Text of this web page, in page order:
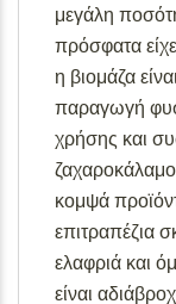
παραγγελίας):
για αποστολή
την
Για
μαζί μας στο
998
μεγάλη
πρόσφατα
η βιομάζα
παραγωγή
χρήσης και
κομψά
επιτραπέζια
ελαφριά και
είναι